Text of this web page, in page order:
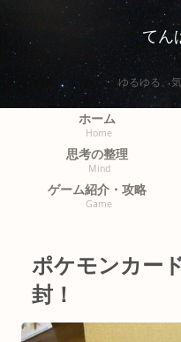
てん
ゆるゆる、
ホーム
Home
思考の整理
Mind
ゲーム紹介・攻略
Game
ポケモンカー
封！